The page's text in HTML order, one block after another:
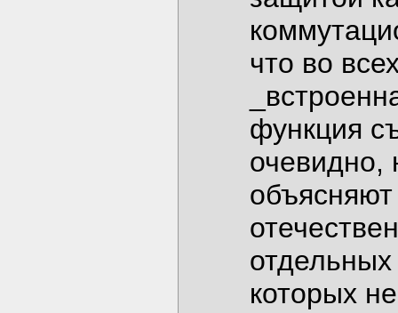
что во
функция
очевидно,
которых